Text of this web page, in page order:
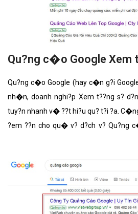
Qu?ng c�o Google Xem
Qu?ng c�o Google (hay c�n g?i
nh�n, doanh nghi?p Xem t??ng s?
tuy?n nhanh v� ??t hi?u qu? t?i ?a.
?em ??n cho qu� v? d?ch v? Qu?ng